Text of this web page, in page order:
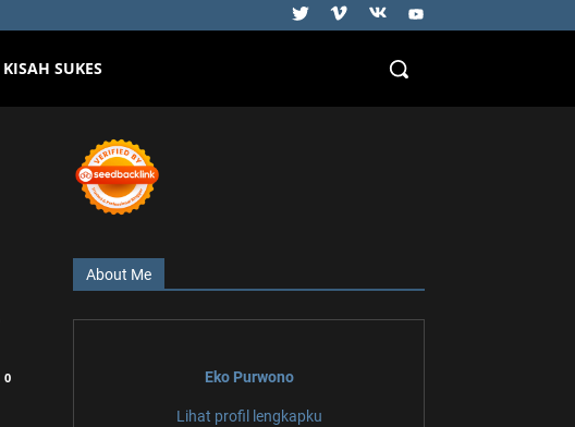
KISAH SUKES
0
About Me
Eko Purwono
Lihat profil lengkapku